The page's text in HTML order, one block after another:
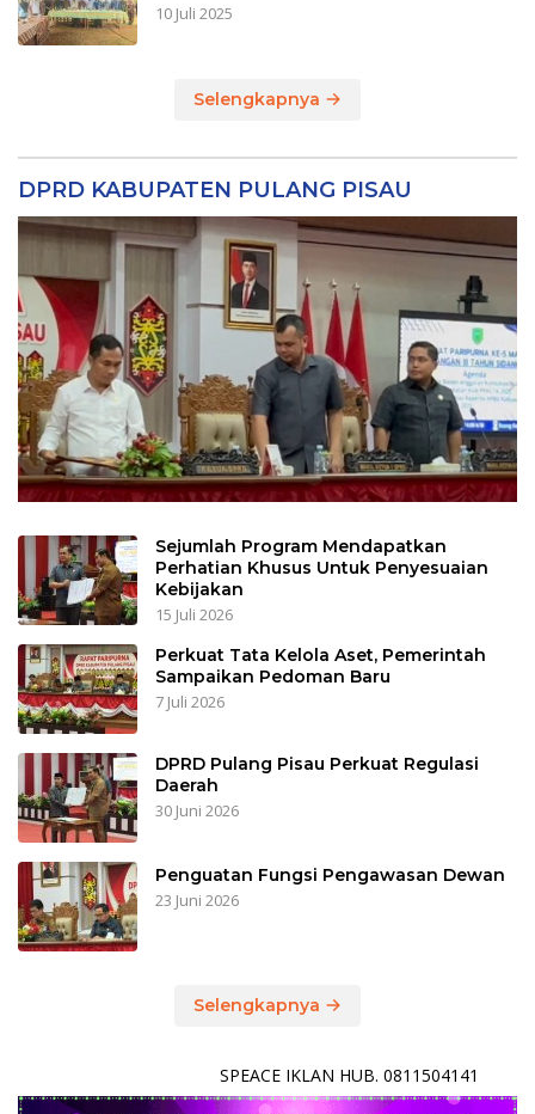
10 Juli 2025
Selengkapnya
DPRD KABUPATEN PULANG PISAU
Sejumlah Program Mendapatkan
Perhatian Khusus Untuk Penyesuaian
Kebijakan
15 Juli 2026
Perkuat Tata Kelola Aset, Pemerintah
Sampaikan Pedoman Baru
7 Juli 2026
DPRD Pulang Pisau Perkuat Regulasi
Daerah
30 Juni 2026
Penguatan Fungsi Pengawasan Dewan
23 Juni 2026
Selengkapnya
SPEACE IKLAN HUB. 0811504141